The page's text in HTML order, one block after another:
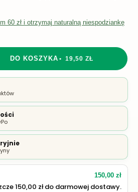
60 zł i otrzymaj naturalną niespodziankę
DO KOSZYKA 19,50 ZŁ
150,00 zł
150,00 zł do darmowej dostawy.